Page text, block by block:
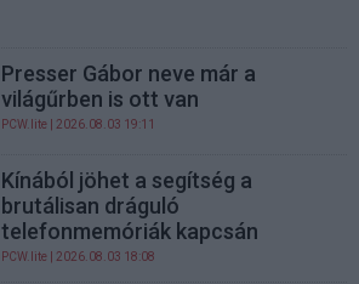
Presser Gábor neve már a
világűrben is ott van
PCW.lite | 2026.08.03 19:11
Kínából jöhet a segítség a
brutálisan dráguló
telefonmemóriák kapcsán
PCW.lite | 2026.08.03 18:08